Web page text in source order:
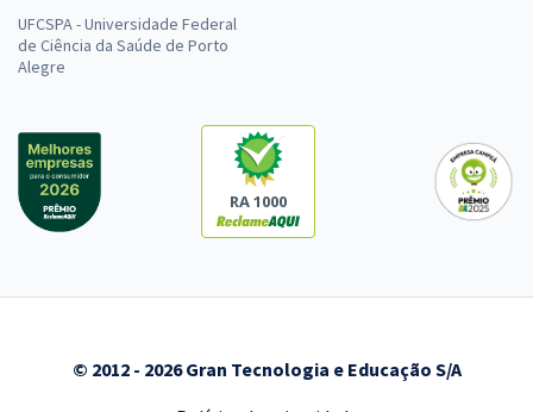
UFCSPA - Universidade Federal
de Ciência da Saúde de Porto
Alegre
RA 1000
© 2012 - 2026 Gran Tecnologia e Educação S/A